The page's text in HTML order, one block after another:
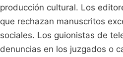
producción cultural. Los
que rechazan manuscritos
sociales. Los guionistas de
denuncias en los juzgados o